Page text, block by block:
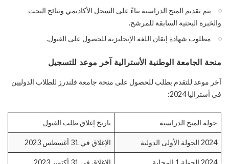
يتم تقديم المنح الدراسية بناءً على السجل الأكاديمي ونتائج البحث
والخبرة البحثية السابقة للمرشح.
مطلوب شهادة إتقان اللغة الإنجليزية للحصول على القبول.
منحة الجامعة الوطنية الأسترالية آخر موعد للتسجيل
آخر موعد للتقدم بطلب للحصول على منحة جامعة فلندرز للطلاب الدوليين
في أستراليا 2024:
جولة المنح الدراسية تاريخ إغلاق طلب القبول
2024 الجولة الأولى الدولية الإغلاق في 31 أغسطس 2023
2024 الجولة 1 المحلية الإغلاق في 31 أكتوبر 2023